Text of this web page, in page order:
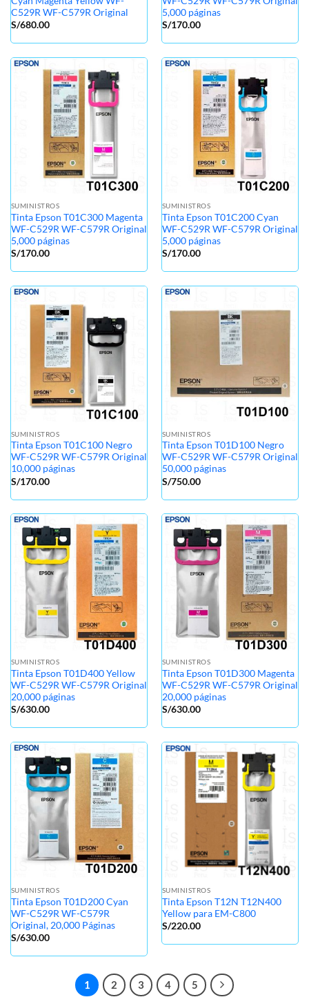
C529R WF-C579R Original
S/680.00
5,000 páginas
S/170.00
SUMINISTROS
Tinta Epson T01C300 Magenta
WF-C529R WF-C579R Original
5,000 páginas
S/170.00
SUMINISTROS
Tinta Epson T01C200 Cyan
WF-C529R WF-C579R Original
5,000 páginas
S/170.00
SUMINISTROS
Tinta Epson T01C100 Negro
WF-C529R WF-C579R Original
10,000 páginas
S/170.00
SUMINISTROS
Tinta Epson T01D100 Negro
WF-C529R WF-C579R Original
50,000 páginas
S/750.00
SUMINISTROS
Tinta Epson T01D400 Yellow
WF-C529R WF-C579R Original
20,000 páginas
S/630.00
SUMINISTROS
Tinta Epson T01D300 Magenta
WF-C529R WF-C579R Original
20,000 páginas
S/630.00
SUMINISTROS
Tinta Epson T01D200 Cyan
WF-C529R WF-C579R
Original, 20,000 Páginas
S/630.00
SUMINISTROS
Tinta Epson T12N T12N400
Yellow para EM-C800
S/220.00
1 2 3 4 5